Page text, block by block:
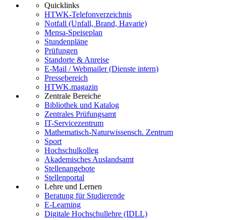
Quicklinks
HTWK-Telefonverzeichnis
Notfall (Unfall, Brand, Havarie)
Mensa-Speiseplan
Stundenpläne
Prüfungen
Standorte & Anreise
E-Mail / Webmailer (Dienste intern)
Pressebereich
HTWK.magazin
Zentrale Bereiche
Bibliothek und Katalog
Zentrales Prüfungsamt
IT-Servicezentrum
Mathematisch-Naturwissensch. Zentrum
Sport
Hochschulkolleg
Akademisches Auslandsamt
Stellenangebote
Stellenportal
Lehre und Lernen
Beratung für Studierende
E-Learning
Digitale Hochschullehre (IDLL)